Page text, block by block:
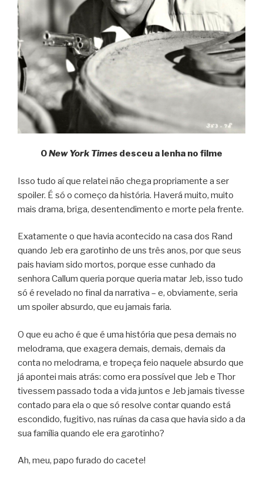
ONew York Times desceu a lenha no filme
Isso tudo aí que relatei não chega propriamente a ser
spoiler. É só o começo da história. Haverá muito, muito
mais drama, briga, desentendimento e morte pela frente.
Exatamente o que havia acontecido na casa dos Rand
quando Jeb era garotinho de uns três anos, por que seus
pais haviam sido mortos, porque esse cunhado da
senhora Callum queria porque queria matar Jeb, isso tudo
só é revelado no final da narrativa – e, obviamente, seria
um spoiler absurdo, que eu jamais faria.
O que eu acho é que é uma história que pesa demais no
melodrama, que exagera demais, demais, demais da
conta no melodrama, e tropeça feio naquele absurdo que
já apontei mais atrás: como era possível que Jeb e Thor
tivessem passado toda a vida juntos e Jeb jamais tivesse
contado para ela o que só resolve contar quando está
escondido, fugitivo, nas ruínas da casa que havia sido a da
sua família quando ele era garotinho?
Ah, meu, papo furado do cacete!